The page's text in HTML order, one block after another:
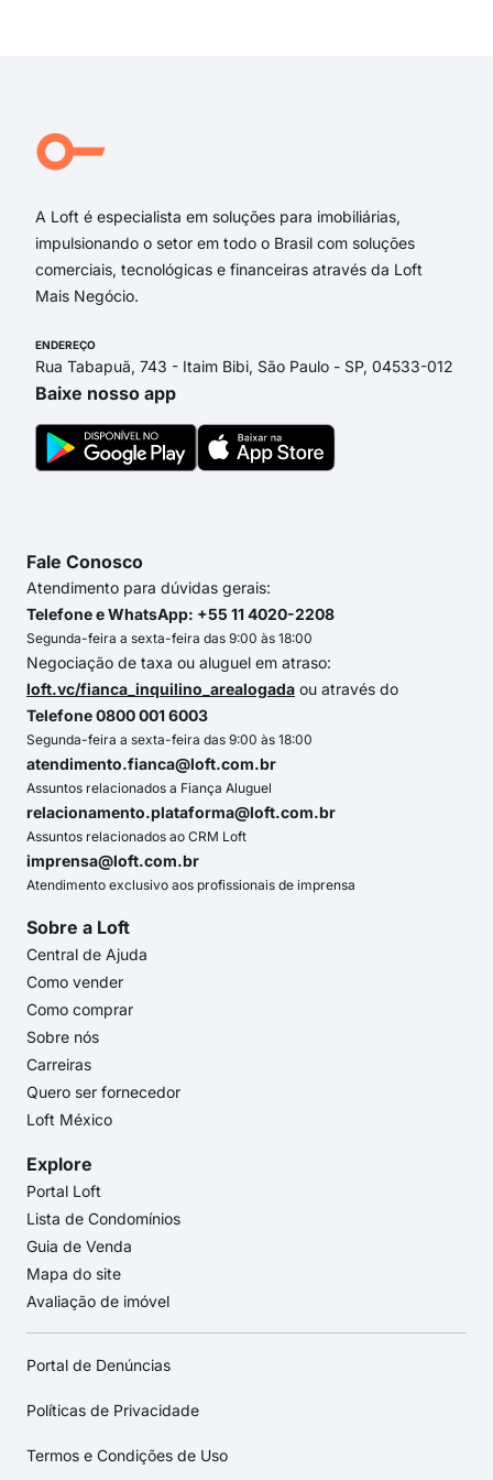
A Loft é especialista em soluções para imobiliárias,
impulsionando o setor em todo o Brasil com soluções
comerciais, tecnológicas e financeiras através da Loft
Mais Negócio.
ENDEREÇO
Rua Tabapuã, 743 - Itaim Bibi, São Paulo - SP, 04533-012
Baixe nosso app
Fale Conosco
Atendimento para dúvidas gerais:
Telefone e WhatsApp: +55 11 4020-2208
Segunda-feira a sexta-feira das 9:00 às 18:00
Negociação de taxa ou aluguel em atraso:
loft.vc/fianca_inquilino_arealogada ou através do
Telefone 0800 001 6003
Segunda-feira a sexta-feira das 9:00 às 18:00
atendimento.fianca@loft.com.br
Assuntos relacionados a Fiança Aluguel
relacionamento.plataforma@loft.com.br
Assuntos relacionados ao CRM Loft
imprensa@loft.com.br
Atendimento exclusivo aos profissionais de imprensa
Sobre a Loft
Central de Ajuda
Como vender
Como comprar
Sobre nós
Carreiras
Quero ser fornecedor
Loft México
Explore
Portal Loft
Lista de Condomínios
Guia de Venda
Mapa do site
Avaliação de imóvel
Portal de Denúncias
Políticas de Privacidade
Termos e Condições de Uso